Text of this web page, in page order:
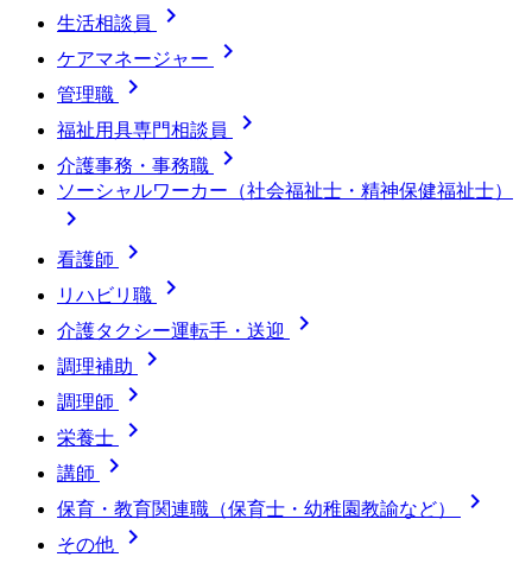
生活相談員 
ケアマネージャー 
管理職 
福祉用具専門相談員 
介護事務・事務職 
ソーシャルワーカー（社会福祉士・精神保健福祉士）

看護師 
リハビリ職 
介護タクシー運転手・送迎 
調理補助 
調理師 
栄養士 
講師 
保育・教育関連職（保育士・幼稚園教諭など） 
その他
